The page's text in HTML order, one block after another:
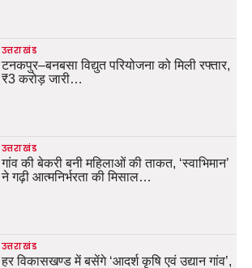
उत्तराखंड
टनकपुर–बनबसा विद्युत परियोजना को मिली रफ्तार,
₹3 करोड़ जारी…
उत्तराखंड
गांव की बेकरी बनी महिलाओं की ताकत, ‘स्वाभिमान’
ने गढ़ी आत्मनिर्भरता की मिसाल…
उत्तराखंड
हर विकासखण्ड में बसेंगे ‘आदर्श कृषि एवं उद्यान गांव’,